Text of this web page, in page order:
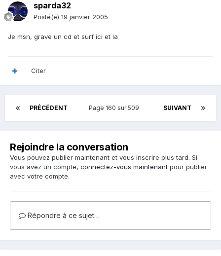
sparda32
Posté(e) 19 janvier 2005
Je msn, grave un cd et surf ici et la
Citer
PRÉCÉDENT SUIVANT
Page 160 sur 509
Rejoindre la conversation
Vous pouvez publier maintenant et vous inscrire plus tard. Si
vous avez un compte, connectez-vous maintenant pour publier
avec votre compte.
Répondre à ce sujet…